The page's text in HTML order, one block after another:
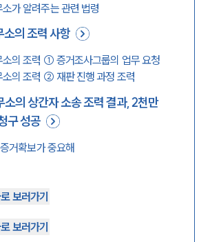
가 알려주는 관련 법령
의 조력 사항
소의 조력 ① 증거조사그룹의 업무 요청
소의 조력 ② 재판 진행 과정 조력
소의 상간자 소송 조력 결과, 2천만
구 성공
거확보가 중요해
보러가기
보러가기